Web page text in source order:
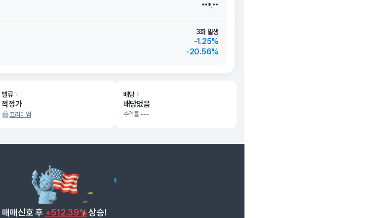
***.**
3회 발생
-1.25%
-20.56%
밸류
적정가
프리미엄
배당
배당없음
수익률 ---
매매신호 후 +512.39% 상승!